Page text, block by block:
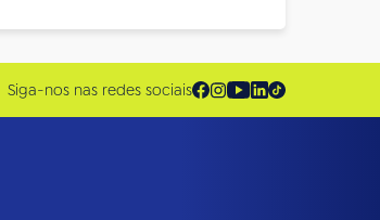
Siga-nos nas redes sociais